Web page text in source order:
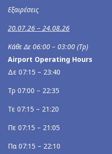
Εξαιρέσεις
20.07.26 – 24.08.26
Κάθε Δε 06:00 – 03:00 (Τρ)
Airport Operating Hours
Δε 07:15 – 23:40
Τρ 07:00 – 22:35
Τε 07:15 – 21:20
Πε 07:15 – 21:05
Πα 07:15 – 22:10